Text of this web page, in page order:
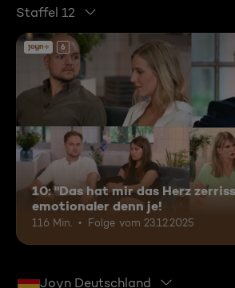
Staffel 12
6
10: "Das hat mir das Herz
emotionaler denn je!
116 Min. Folge vom 23.12.2025
Joyn Deutschland